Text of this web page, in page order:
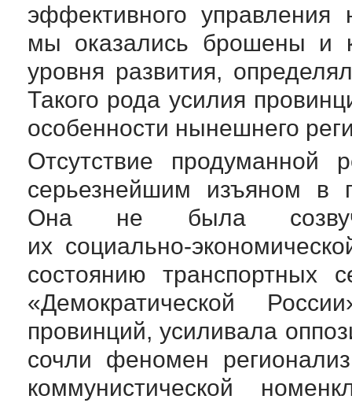
эффективного
мы оказались брошены и
уровня развития,
Такого рода усилия
особенности нынешнего
Отсутствие продуманной
серьезнейшим изъяном в
Она не была
их социально-
состоянию транспортных
«Демократической
провинций, усиливала
сочли феномен
коммунистической